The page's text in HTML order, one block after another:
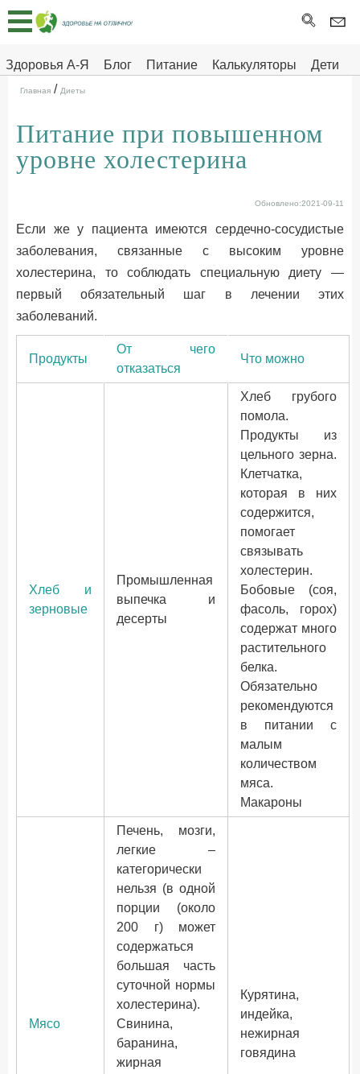
Здоровья А-Я Блог Питание Калькуляторы
Дети
Главная
Тесты
Про
ДЕТЯМ
Главная / Диеты
Питание при повышенном
уровне холестерина
Обновлено:2021-09-11
Если же у пациента имеются сердечно-сосудистые
заболевания, связанные с высоким уровне
холестерина, то соблюдать специальную диету —
первый обязательный шаг в лечении этих
заболеваний.
Продукты
От чего
отказаться
Что можно
Хлеб и
зерновые
Промышленная
выпечка и
десерты
Хлеб грубого
помола.
Продукты из
цельного зерна.
Клетчатка,
которая в них
содержится,
помогает
связывать
холестерин.
Бобовые (соя,
фасоль, горох)
содержат много
растительного
белка.
Обязательно
рекомендуются
в питании с
малым
количеством
мяса.
Макароны
Мясо
Печень, мозги,
легкие –
категорически
нельзя (в одной
порции (около
200 г) может
содержаться
большая часть
суточной нормы
холестерина).
Свинина,
баранина,
жирная
Курятина,
индейка,
нежирная
говядина